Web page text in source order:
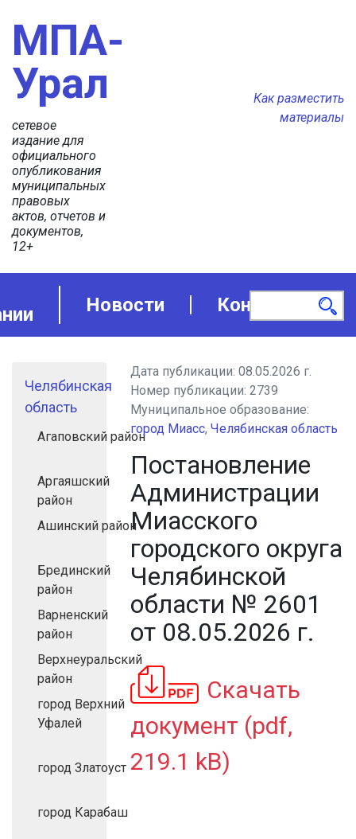
МПА-
Урал
сетевое
издание для
официального
опубликования
муниципальных
правовых
актов, отчетов и
документов,
12+
Как разместить
материалы
Новости Контакты
Челябинская
область
Агаповский район
Аргаяшский
район
Ашинский район
Брединский
район
Варненский
район
Верхнеуральский
район
город Верхний
Уфалей
город Златоуст
город Карабаш
Дата публикации:08.05.2026 г.
Номер публикации:2739
Муниципальное образование:
город Миасс,Челябинская область
Постановление
Администрации
Миасского
городского округа
Челябинской
области № 2601
от 08.05.2026 г.
Скачать
документ (pdf,
219.1 kB)